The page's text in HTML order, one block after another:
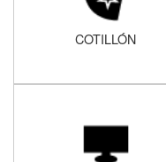
COTILLÓN